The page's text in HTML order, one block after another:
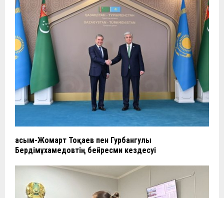
Қасым-Жомарт Тоқаев пен Гурбангулы
Бердімұхамедовтің бейресми кездесуі